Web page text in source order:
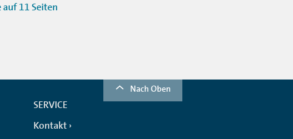
11 Seiten
Nach Oben
SERVICE
Kontakt